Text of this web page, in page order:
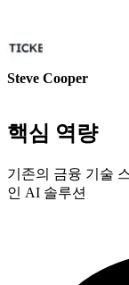
Steve Cooper
핵심 역량
기존의 금융 기술
인 AI 솔루션